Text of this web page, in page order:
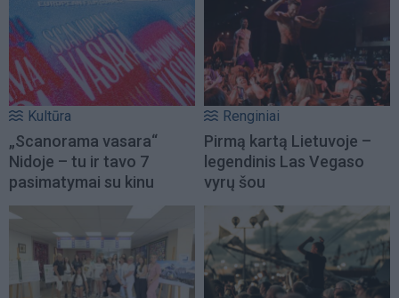
Kultūra
„Scanorama vasara“
Nidoje – tu ir tavo 7
pasimatymai su kinu
Renginiai
Pirmą kartą Lietuvoje –
legendinis Las Vegaso
vyrų šou